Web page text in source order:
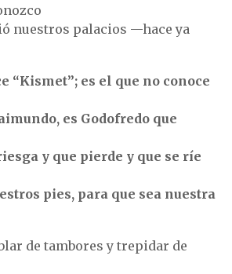
nuestros palacios —hace ya
“Kismet”; es el que no conoce
es Godofredo que
y que pierde y que se ríe
pies, para que sea nuestra
de tambores y trepidar de